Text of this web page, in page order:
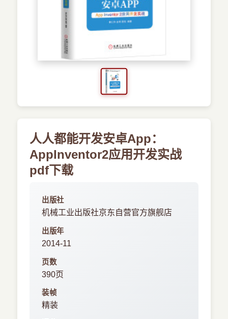
人人都能开发安卓App：
AppInventor2应用开发实战
pdf下载
出版社
机械工业出版社京东自营官方旗舰店
出版年
2014-11
页数
390页
装帧
精装